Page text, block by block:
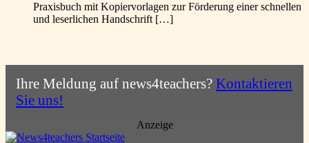
Praxisbuch mit Kopiervorlagen zur Förderung einer schnellen
und leserlichen Handschrift […]
Ihre Meldung auf news4teachers? Kontaktieren
Sie uns!
Anzeige